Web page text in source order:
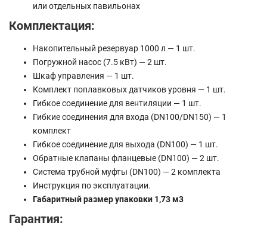
или отдельных павильонах
Комплектация:
Накопительный резервуар 1000 л — 1 шт.
Погружной насос (7.5 кВт) — 2 шт.
Шкаф управления — 1 шт.
Комплект поплавковых датчиков уровня — 1 шт.
Гибкое соединение для вентиляции — 1 шт.
Гибкие соединения для входа (DN100/DN150) — 1
комплект
Гибкое соединение для выхода (DN100) — 1 шт.
Обратные клапаны фланцевые (DN100) — 2 шт.
Система трубной муфты (DN100) — 2 комплекта
Инструкция по эксплуатации.
Габаритный размер упаковки 1,73 м3
Гарантия: